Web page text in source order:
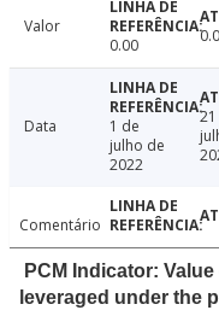
Valor
0.00
Data
1 de
julho de
2022
Comentário
PCM Indicator:
leveraged under the